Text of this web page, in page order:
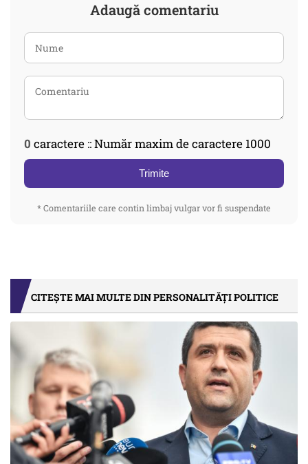
Adaugă comentariu
0 caractere :: Număr maxim de caractere 1000
Trimite
* Comentariile care contin limbaj vulgar vor fi suspendate
CITEȘTE MAI MULTE DIN PERSONALITĂȚI POLITICE